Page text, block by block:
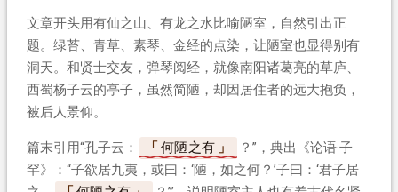
文章开头用有仙之山、有龙之水比喻陋室，自然引出正
题。绿苔、青草、素琴、金经的点染，让陋室也显得别有
洞天。和贤士交友，弹琴阅经，就像南阳诸葛亮的草庐、
西蜀杨子云的亭子，虽然简陋，却因居住者的远大抱负，
被后人景仰。
篇末引用“孔子云： 何陋之有
？”，典出《论语·子
罕》：“子欲居九夷，或曰：‘陋，如之何？’子曰：‘君子居